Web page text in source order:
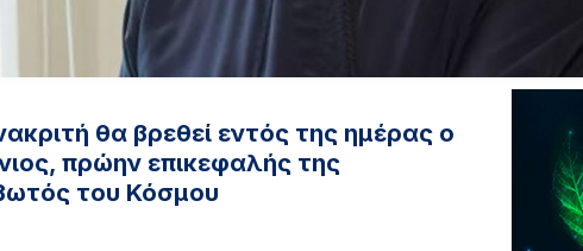
θα βρεθεί εντός της ημέρας ο
πρώην επικεφαλής της
του Κόσμου